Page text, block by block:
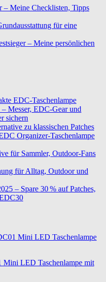
– Meine Checklisten, Tipps
für eine
– Meine persönlichen
EDC-Taschenlampe
Messer, EDC-Gear und
sichern
zu klassischen Patches
Organizer-Taschenlampe
für Sammler, Outdoor-Fans
für Alltag, Outdoor und
– Spare 30 % auf Patches,
Mini LED Taschenlampe
LED Taschenlampe mit